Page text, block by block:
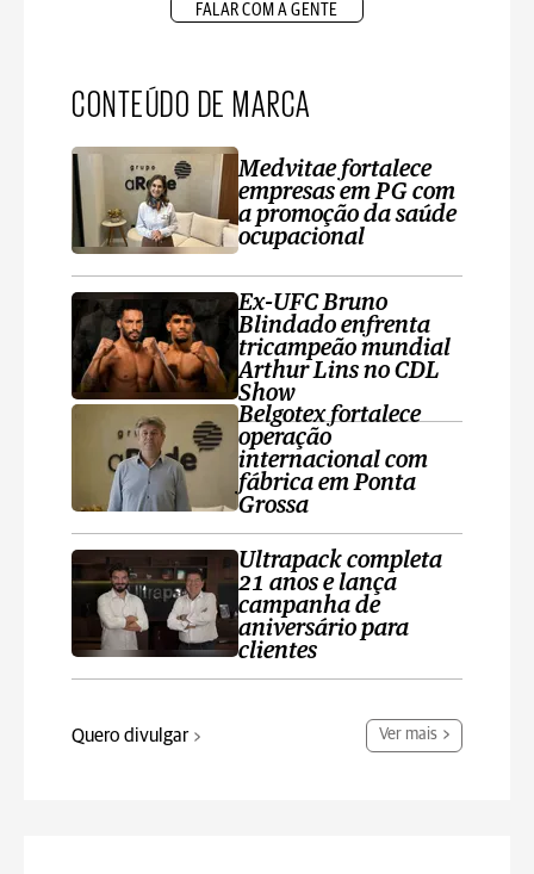
FALAR COM A GENTE
CONTEÚDO DE MARCA
Medvitae fortalece
empresas em PG com
a promoção da saúde
ocupacional
Ex-UFC Bruno
Blindado enfrenta
tricampeão mundial
Arthur Lins no CDL
Show
Belgotex fortalece
operação
internacional com
fábrica em Ponta
Grossa
Ultrapack completa
21 anos e lança
campanha de
aniversário para
clientes
Quero divulgar Ver mais